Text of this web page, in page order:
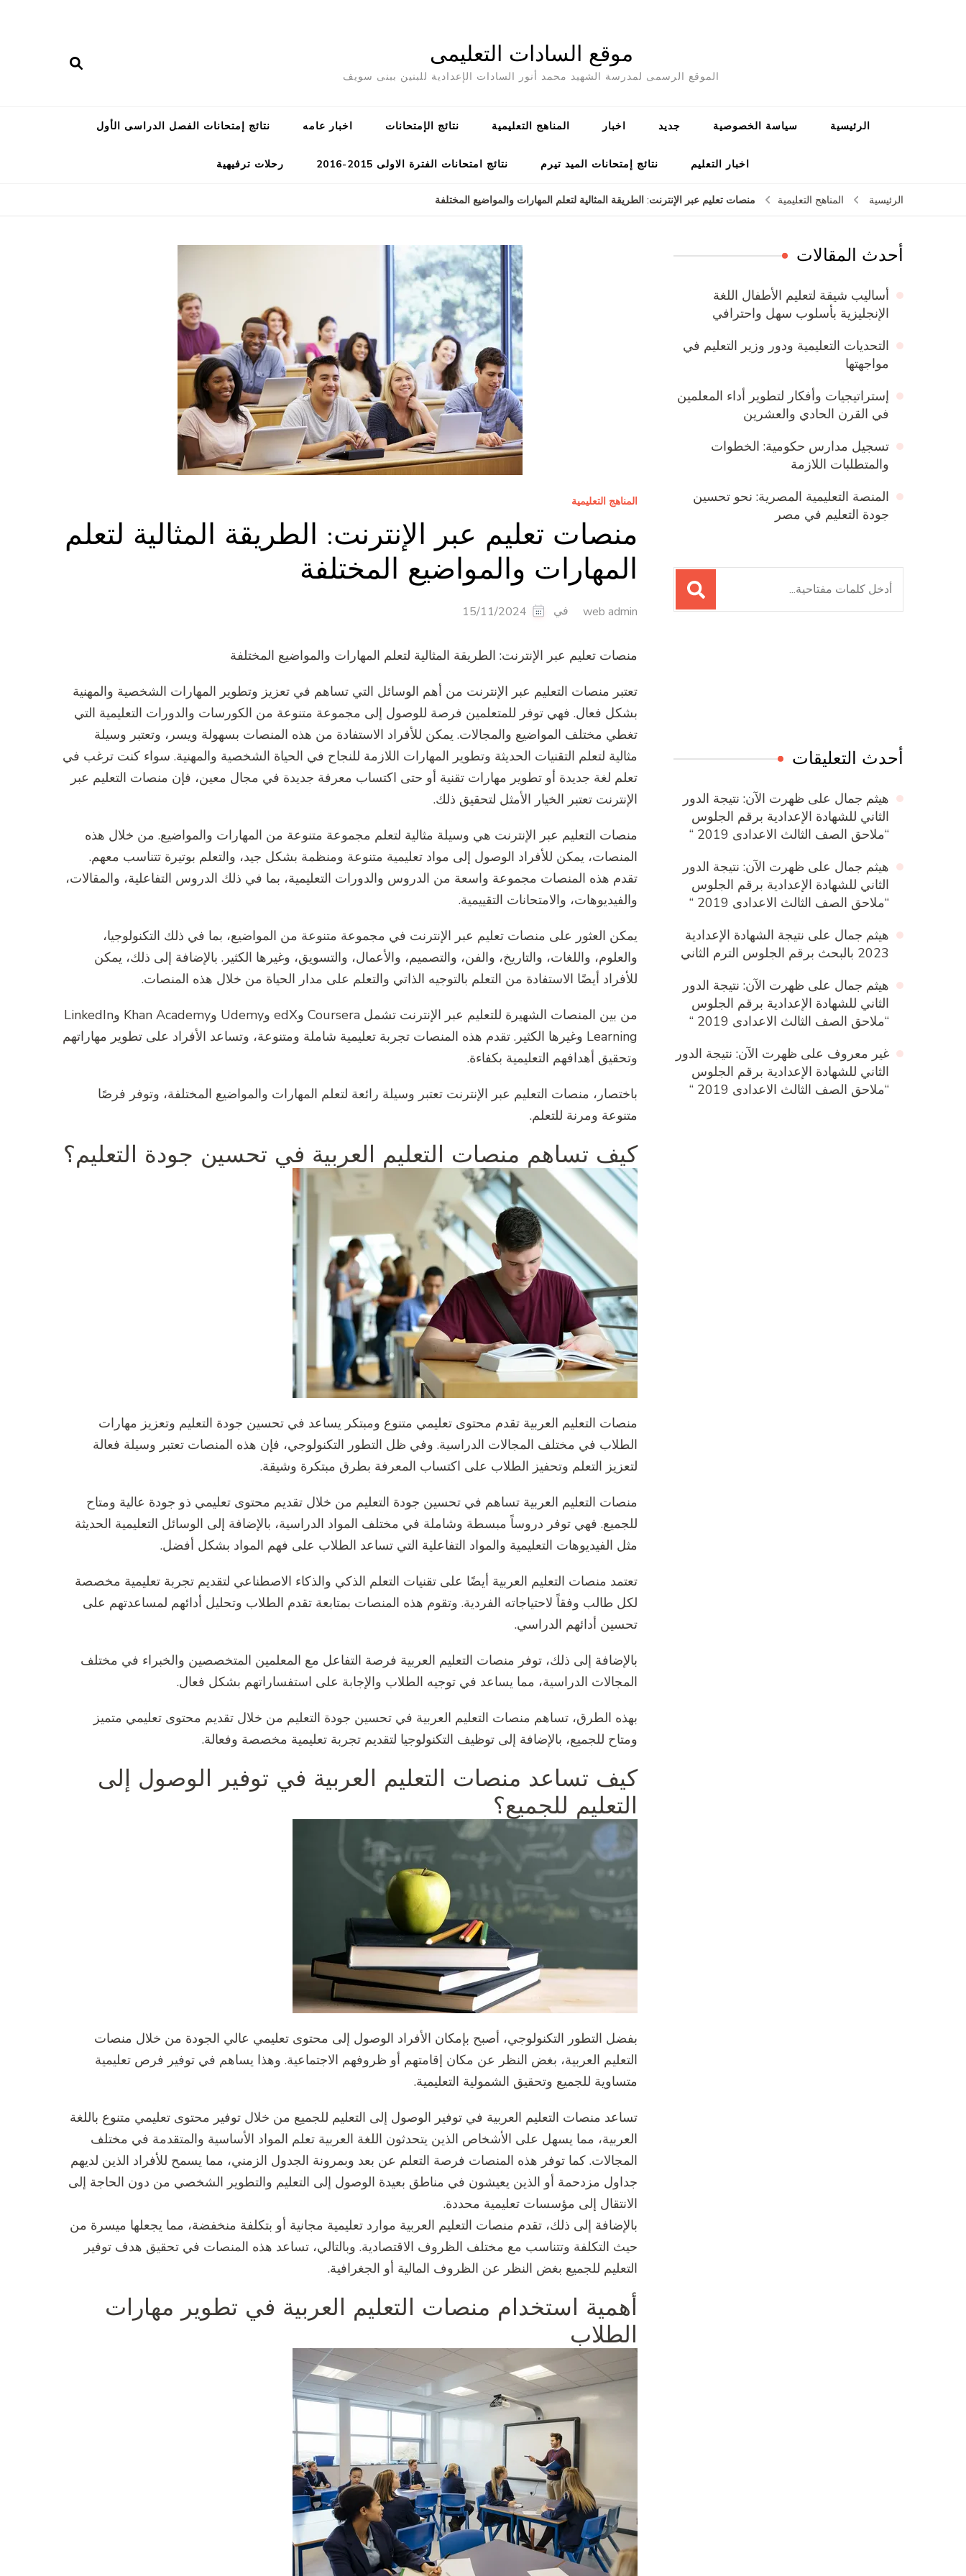
موقع السادات التعليمى
الموقع الرسمى لمدرسة الشهيد محمد أنور السادات الإعدادية للبنين ببنى سويف
الرئيسية سياسة الخصوصية جديد اخبار المناهج التعليمية نتائج الإمتحانات اخبار عامه نتائج إمتحانات الفصل الدراسى الأول
اخبار التعليم نتائج إمتحانات الميد تيرم نتائج امتحانات الفترة الاولى 2015-2016 رحلات ترفيهية
الرئيسية المناهج التعليمية منصات تعليم عبر الإنترنت: الطريقة المثالية لتعلم المهارات والمواضيع المختلفة
المناهج التعليمية
منصات تعليم عبر الإنترنت: الطريقة المثالية لتعلم
المهارات والمواضيع المختلفة
web admin في 15/11/2024
منصات تعليم عبر الإنترنت: الطريقة المثالية لتعلم المهارات والمواضيع المختلفة
تعتبر منصات التعليم عبر الإنترنت من أهم الوسائل التي تساهم في تعزيز وتطوير المهارات الشخصية والمهنية
بشكل فعال. فهي توفر للمتعلمين فرصة للوصول إلى مجموعة متنوعة من الكورسات والدورات التعليمية التي
تغطي مختلف المواضيع والمجالات. يمكن للأفراد الاستفادة من هذه المنصات بسهولة ويسر، وتعتبر وسيلة
مثالية لتعلم التقنيات الحديثة وتطوير المهارات اللازمة للنجاح في الحياة الشخصية والمهنية. سواء كنت ترغب في
تعلم لغة جديدة أو تطوير مهارات تقنية أو حتى اكتساب معرفة جديدة في مجال معين، فإن منصات التعليم عبر
الإنترنت تعتبر الخيار الأمثل لتحقيق ذلك.
منصات التعليم عبر الإنترنت هي وسيلة مثالية لتعلم مجموعة متنوعة من المهارات والمواضيع. من خلال هذه
المنصات، يمكن للأفراد الوصول إلى مواد تعليمية متنوعة ومنظمة بشكل جيد، والتعلم بوتيرة تتناسب معهم.
تقدم هذه المنصات مجموعة واسعة من الدروس والدورات التعليمية، بما في ذلك الدروس التفاعلية، والمقالات،
والفيديوهات، والامتحانات التقييمية.
يمكن العثور على منصات تعليم عبر الإنترنت في مجموعة متنوعة من المواضيع، بما في ذلك التكنولوجيا،
والعلوم، واللغات، والتاريخ، والفن، والتصميم، والأعمال، والتسويق، وغيرها الكثير. بالإضافة إلى ذلك، يمكن
للأفراد أيضًا الاستفادة من التعلم بالتوجيه الذاتي والتعلم على مدار الحياة من خلال هذه المنصات.
من بين المنصات الشهيرة للتعليم عبر الإنترنت تشمل Coursera وedX وUdemy وKhan Academy وLinkedIn
Learning وغيرها الكثير. تقدم هذه المنصات تجربة تعليمية شاملة ومتنوعة، وتساعد الأفراد على تطوير مهاراتهم
وتحقيق أهدافهم التعليمية بكفاءة.
باختصار، منصات التعليم عبر الإنترنت تعتبر وسيلة رائعة لتعلم المهارات والمواضيع المختلفة، وتوفر فرصًا
متنوعة ومرنة للتعلم.
كيف تساهم منصات التعليم العربية في تحسين جودة التعليم؟
منصات التعليم العربية تقدم محتوى تعليمي متنوع ومبتكر يساعد في تحسين جودة التعليم وتعزيز مهارات
الطلاب في مختلف المجالات الدراسية. وفي ظل التطور التكنولوجي، فإن هذه المنصات تعتبر وسيلة فعالة
لتعزيز التعلم وتحفيز الطلاب على اكتساب المعرفة بطرق مبتكرة وشيقة.
منصات التعليم العربية تساهم في تحسين جودة التعليم من خلال تقديم محتوى تعليمي ذو جودة عالية ومتاح
للجميع. فهي توفر دروساً مبسطة وشاملة في مختلف المواد الدراسية، بالإضافة إلى الوسائل التعليمية الحديثة
مثل الفيديوهات التعليمية والمواد التفاعلية التي تساعد الطلاب على فهم المواد بشكل أفضل.
تعتمد منصات التعليم العربية أيضًا على تقنيات التعلم الذكي والذكاء الاصطناعي لتقديم تجربة تعليمية مخصصة
لكل طالب وفقاً لاحتياجاته الفردية. وتقوم هذه المنصات بمتابعة تقدم الطلاب وتحليل أدائهم لمساعدتهم على
تحسين أدائهم الدراسي.
بالإضافة إلى ذلك، توفر منصات التعليم العربية فرصة التفاعل مع المعلمين المتخصصين والخبراء في مختلف
المجالات الدراسية، مما يساعد في توجيه الطلاب والإجابة على استفساراتهم بشكل فعال.
بهذه الطرق، تساهم منصات التعليم العربية في تحسين جودة التعليم من خلال تقديم محتوى تعليمي متميز
ومتاح للجميع، بالإضافة إلى توظيف التكنولوجيا لتقديم تجربة تعليمية مخصصة وفعالة.
كيف تساعد منصات التعليم العربية في توفير الوصول إلى
التعليم للجميع؟
بفضل التطور التكنولوجي، أصبح بإمكان الأفراد الوصول إلى محتوى تعليمي عالي الجودة من خلال منصات
التعليم العربية، بغض النظر عن مكان إقامتهم أو ظروفهم الاجتماعية. وهذا يساهم في توفير فرص تعليمية
متساوية للجميع وتحقيق الشمولية التعليمية.
تساعد منصات التعليم العربية في توفير الوصول إلى التعليم للجميع من خلال توفير محتوى تعليمي متنوع باللغة
العربية، مما يسهل على الأشخاص الذين يتحدثون اللغة العربية تعلم المواد الأساسية والمتقدمة في مختلف
المجالات. كما توفر هذه المنصات فرصة التعلم عن بعد وبمرونة الجدول الزمني، مما يسمح للأفراد الذين لديهم
جداول مزدحمة أو الذين يعيشون في مناطق بعيدة الوصول إلى التعليم والتطوير الشخصي من دون الحاجة إلى
الانتقال إلى مؤسسات تعليمية محددة.
بالإضافة إلى ذلك، تقدم منصات التعليم العربية موارد تعليمية مجانية أو بتكلفة منخفضة، مما يجعلها ميسرة من
حيث التكلفة وتتناسب مع مختلف الظروف الاقتصادية. وبالتالي، تساعد هذه المنصات في تحقيق هدف توفير
التعليم للجميع بغض النظر عن الظروف المالية أو الجغرافية.
أهمية استخدام منصات التعليم العربية في تطوير مهارات
الطلاب
أحدث المقالات
أساليب شيقة لتعليم الأطفال اللغة
الإنجليزية بأسلوب سهل واحترافي
التحديات التعليمية ودور وزير التعليم في
مواجهتها
إستراتيجيات وأفكار لتطوير أداء المعلمين
في القرن الحادي والعشرين
تسجيل مدارس حكومية: الخطوات
والمتطلبات اللازمة
المنصة التعليمية المصرية: نحو تحسين
جودة التعليم في مصر
البحث
عن:
أحدث التعليقات
هيثم جمال على ظهرت الآن: نتيجة الدور
الثاني للشهادة الإعدادية برقم الجلوس
“ملاحق الصف الثالث الاعدادى 2019 “
هيثم جمال على ظهرت الآن: نتيجة الدور
الثاني للشهادة الإعدادية برقم الجلوس
“ملاحق الصف الثالث الاعدادى 2019 “
هيثم جمال على نتيجة الشهادة الإعدادية
2023 بالبحث برقم الجلوس الترم الثاني
هيثم جمال على ظهرت الآن: نتيجة الدور
الثاني للشهادة الإعدادية برقم الجلوس
“ملاحق الصف الثالث الاعدادى 2019 “
غير معروف على ظهرت الآن: نتيجة الدور
الثاني للشهادة الإعدادية برقم الجلوس
“ملاحق الصف الثالث الاعدادى 2019 “